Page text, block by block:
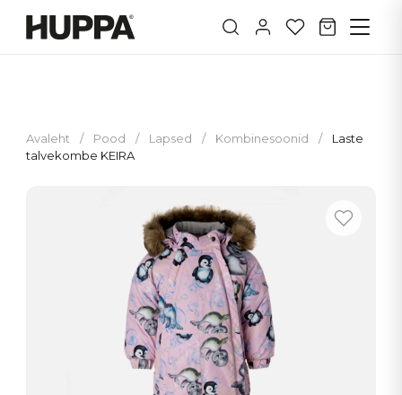
Avaleht / Pood / Lapsed / Kombinesoonid /
Laste
talvekombe KEIRA